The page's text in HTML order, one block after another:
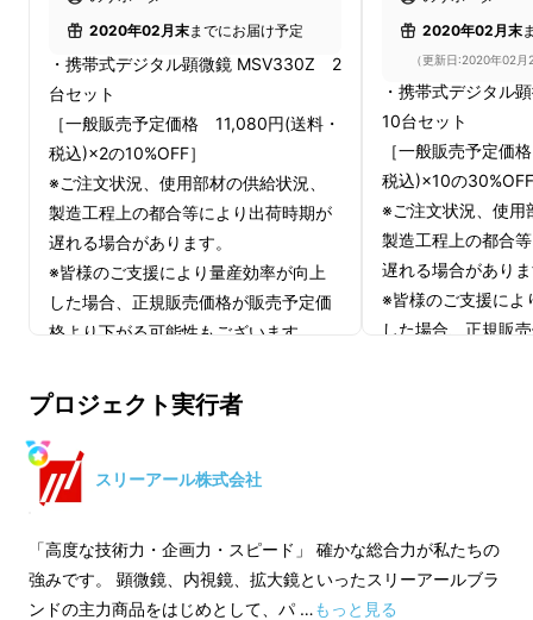
2.7インチモニタ搭載で
デバイス不要
スマートフォンやタブレット、PCを用意する
必要はありません
。
この顕微鏡はデジカメのように確認できる2.7
映像を映し出します。
2020年02月末までにお届け予定
・携帯式デジタル顕微鏡 MSV330Z 2
台セット
［一般販売予定価格 11,080円(送料・
税込)×2の10%OFF］
※ご注文状況、使用部材の供給状況、
製造工程上の都合等により出荷時期が
遅れる場合があります。
※皆様のご支援により量産効率が向上
した場合、正規販売価格が販売予定価
格より下がる可能性もございます。
2020年02月末
（更新日:2020年02月
・携帯式デジタ
10台セット
［一般販売予定
税込)×10の
※ご注文状況、使用
製造工程上の都合
遅れる場合があり
※皆様のご支援によ
した場合、正規販
プロジェクト実行者
スリーアール株式会社
「高度な技術力・企画力・スピード」 確かな総合力が私たちの
強みです。 顕微鏡、内視鏡、拡大鏡といったスリーアールブラ
ンドの主力商品をはじめとして、パ …もっと見る